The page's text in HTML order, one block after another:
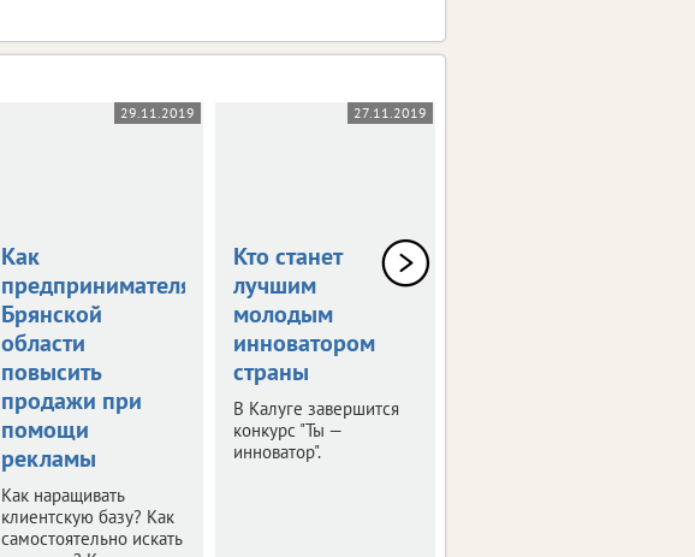
29.11.2019
Как
предпринимателям
Брянской
области
повысить
продажи при
помощи
рекламы
Как наращивать
клиентскую базу? Как
самостоятельно искать
27.11.2019
Кто станет
лучшим
молодым
инноватором
страны
В Калуге завершится
конкурс "Ты —
инноватор".